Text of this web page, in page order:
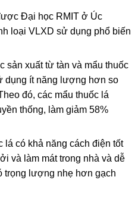
Đại học RMIT ở Úc
loại VLXD sử dụng phổ biến
sản xuất từ tàn và mẩu thuốc
dụng ít năng lượng hơn so
đó, các mẩu thuốc lá
thống, làm giảm 58%
lá có khả năng cách điện tốt
và làm mát trong nhà và dễ
trọng lượng nhẹ hơn gạch